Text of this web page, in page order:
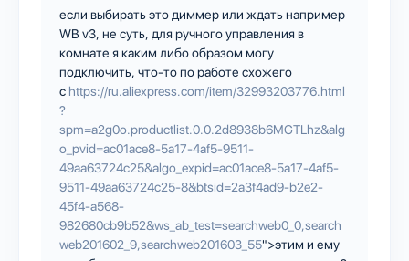
если выбирать это диммер или ждать например
WB v3, не суть, для ручного управления в
комнате я каким либо образом могу
подключить, что-то по работе схожего
с https://ru.aliexpress.com/item/32993203776.html
?
spm=a2g0o.productlist.0.0.2d8938b6MGTLhz&alg
o_pvid=ac01ace8-5a17-4af5-9511-
49aa63724c25&algo_expid=ac01ace8-5a17-4af5-
9511-49aa63724c25-8&btsid=2a3f4ad9-b2e2-
45f4-a568-
982680cb9b52&ws_ab_test=searchweb0_0,search
web201602_9,searchweb201603_55">этим и ему